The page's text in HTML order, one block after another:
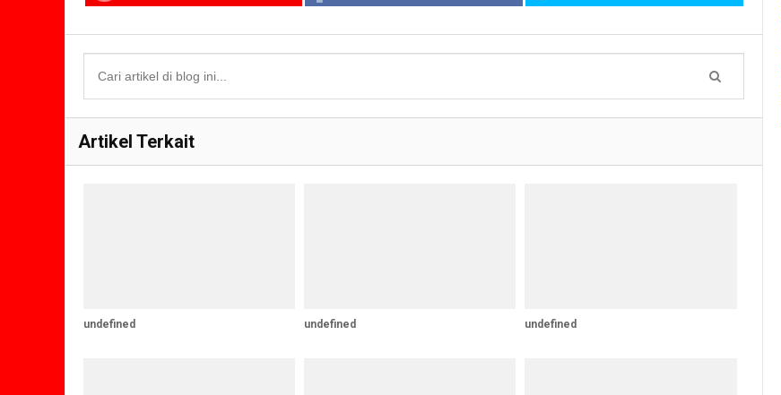
Artikel Terkait
undefined undefined undefined